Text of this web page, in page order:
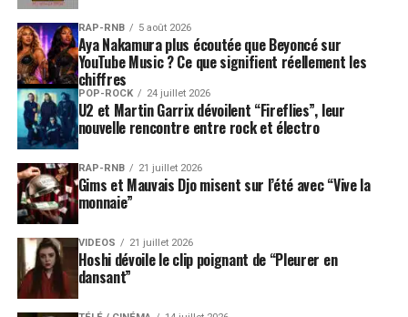
RAP-RNB 5 août 2026
Aya Nakamura plus écoutée que Beyoncé sur
YouTube Music ? Ce que signifient réellement les
chiffres
POP-ROCK 24 juillet 2026
U2 et Martin Garrix dévoilent “Fireflies”, leur
nouvelle rencontre entre rock et électro
RAP-RNB 21 juillet 2026
Gims et Mauvais Djo misent sur l’été avec “Vive la
monnaie”
VIDEOS 21 juillet 2026
Hoshi dévoile le clip poignant de “Pleurer en
dansant”